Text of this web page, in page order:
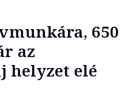
650
az
helyzet elé